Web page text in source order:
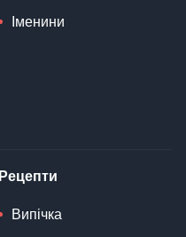
Іменини
Рецепти
Випічка